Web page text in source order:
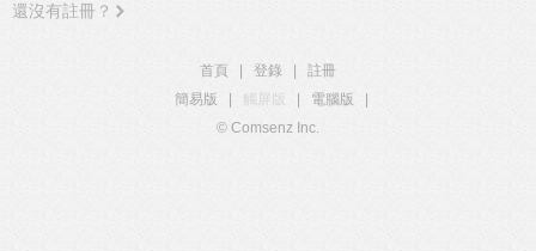
還沒有註冊？
首頁 登錄
註冊
簡易版
觸屏版 電腦版
© Comsenz Inc.